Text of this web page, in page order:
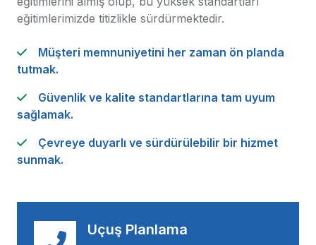
eğitimlerimizde titizlikle sürdürmektedir.
Müşteri memnuniyetini her zaman ön planda
tutmak.
Güvenlik ve kalite standartlarına tam uyum
sağlamak.
Çevreye duyarlı ve sürdürülebilir bir hizmet
sunmak.
Uçuş Planlama